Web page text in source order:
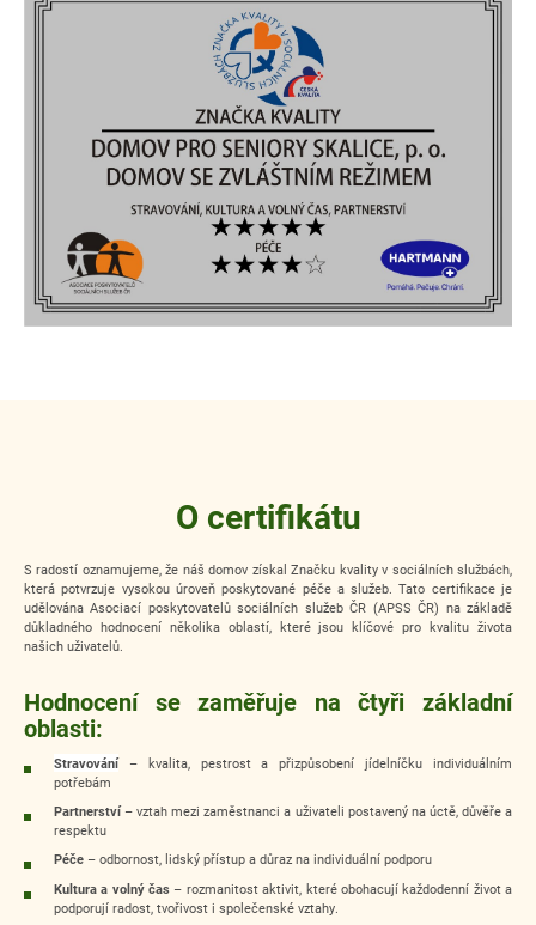
O certifikátu
S radostí oznamujeme, že náš domov získal Značku kvality v sociálních službách,
která potvrzuje vysokou úroveň poskytované péče a služeb. Tato certifikace je
udělována Asociací poskytovatelů sociálních služeb ČR (APSS ČR) na základě
důkladného hodnocení několika oblastí, které jsou klíčové pro kvalitu života
našich uživatelů.
Hodnocení se zaměřuje na čtyři základní
oblasti:
Stravování– kvalita, pestrost a přizpůsobení jídelníčku individuálním
potřebám
Partnerství– vztah mezi zaměstnanci a uživateli postavený na úctě, důvěře a
respektu
Péče – odbornost, lidský přístup a důraz na individuální podporu
Kultura a volný čas – rozmanitost aktivit, které obohacují každodenní život a
podporují radost, tvořivost i společenské vztahy.